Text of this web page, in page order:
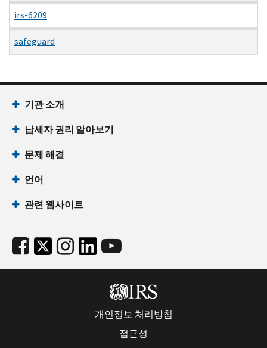
irs-6209
safeguard
기관 소개
납세자 권리 알아보기
문제 해결
언어
관련 웹사이트
개인정보 처리방침
접근성